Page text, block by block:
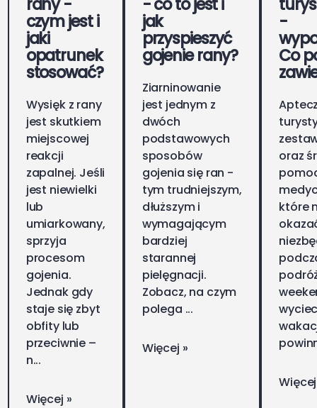
rany -
czym jest i
jaki
opatrunek
stosować?
Wysięk z rany
jest skutkiem
miejscowej
reakcji
zapalnej. Jeśli
jest niewielki
lub
umiarkowany,
sprzyja
procesom
gojenia.
Jednak gdy
staje się zbyt
obfity lub
przeciwnie –
n...
Więcej »
- co to jest i
jak
przyspieszyć
gojenie rany?
Ziarninowanie
jest jednym z
dwóch
podstawowych
sposobów
gojenia się ran -
tym trudniejszym,
dłuższym i
wymagającym
bardziej
starannej
pielęgnacji.
Zobacz, na czym
polega ...
Więcej »
-
Co
oraz
które